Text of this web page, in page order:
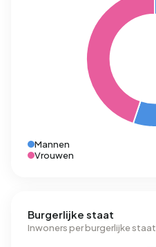
Mannen
Vrouwen
Burgerlijke staat
Inwoners per burgerlijke staat